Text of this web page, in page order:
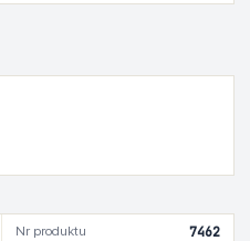
Nr produktu 7462